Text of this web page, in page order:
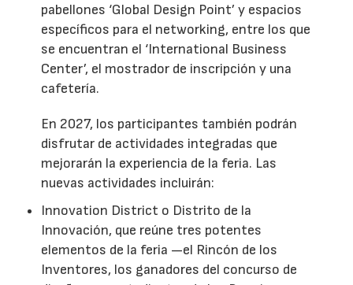
pabellones ‘Global Design Point’ y espacios
específicos para el networking, entre los que
se encuentran el ‘International Business
Center’, el mostrador de inscripción y una
cafetería.
En 2027, los participantes también podrán
disfrutar de actividades integradas que
mejorarán la experiencia de la feria. Las
nuevas actividades incluirán:
Innovation District o Distrito de la
Innovación, que reúne tres potentes
elementos de la feria —el Rincón de los
Inventores, los ganadores del concurso de